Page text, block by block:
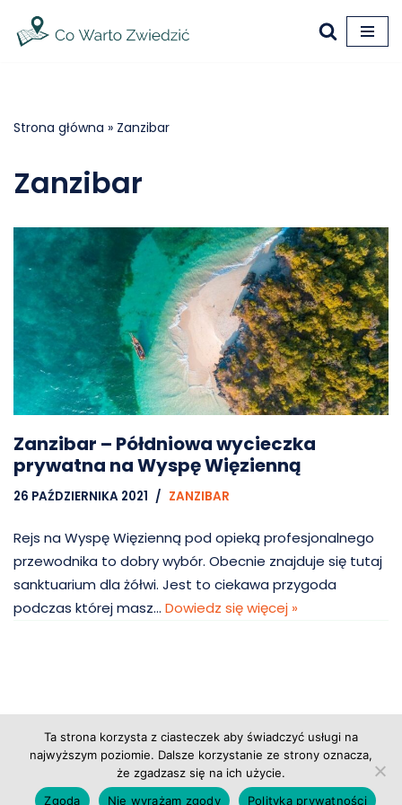
Przejdź
Strona główna » Zanzibar
Zanzibar
Zanzibar – Półdniowa wycieczka
prywatna na Wyspę Więzienną
26 PAŹDZIERNIKA 2021 ZANZIBAR
Rejs na Wyspę Więzienną pod opieką profesjonalnego
przewodnika to dobry wybór. Obecnie znajduje się tutaj
sanktuarium dla żółwi. Jest to ciekawa przygoda
podczas której masz… Dowiedz się więcej »
Copyright © 2026 Grupa Probiz, CoWartoZwiedzic.pl
Regulamin serwisu|Polityka prywatności|
Ta strona korzysta z ciasteczek aby świadczyć usługi na
najwyższym poziomie. Dalsze korzystanie ze strony oznacza,
że zgadzasz się na ich użycie.
Zgoda
Nie wyrażam zgody Polityka prywatności